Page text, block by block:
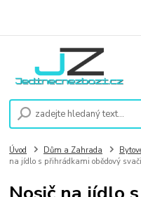
Úvod Dům a Zahrada
na jídlo s přihrádkami obědový